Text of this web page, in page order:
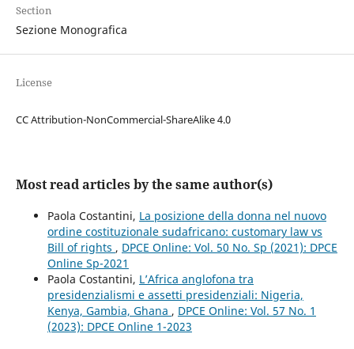
Section
Sezione Monografica
License
CC Attribution-NonCommercial-ShareAlike 4.0
Most read articles by the same author(s)
Paola Costantini, La posizione della donna nel nuovo
ordine costituzionale sudafricano: customary law vs
Bill of rights , DPCE Online: Vol. 50 No. Sp (2021): DPCE
Online Sp-2021
Paola Costantini, L’Africa anglofona tra
presidenzialismi e assetti presidenziali: Nigeria,
Kenya, Gambia, Ghana , DPCE Online: Vol. 57 No. 1
(2023): DPCE Online 1-2023